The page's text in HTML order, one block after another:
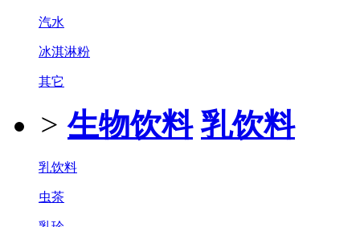
汽水
冰淇淋粉
其它
> 生物饮料 乳饮料
乳饮料
虫茶